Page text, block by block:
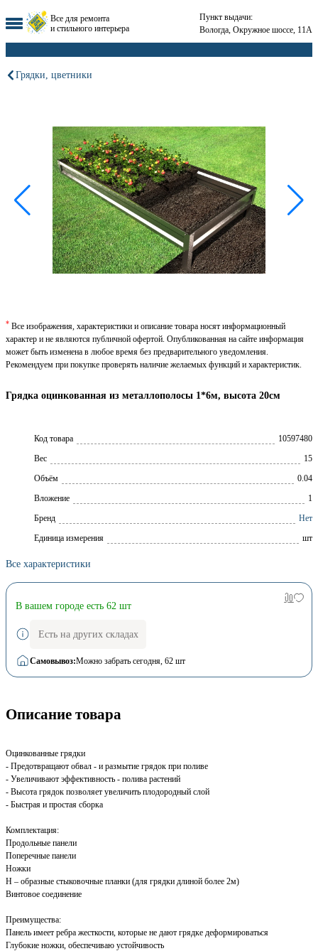
Все для ремонта
и стильного интерьера
Пункт выдачи:
Вологда, Окружное шоссе, 11А
Грядки, цветники
Грядка оцинкованная из металлополосы 1*6м, высота 20см
Код товара
10597480
Вес
15
Объём
0.04
Вложение
1
Брeнд
Нет
Единица измерения
шт
Все характеристики
* Все изображения, характеристики и описание товара носят информационный
характер и не являются публичной офертой. Опубликованная на сайте информация
может быть изменена в любое время без предварительного уведомления.
Рекомендуем при покупке проверять наличие желаемых функций и характеристик.
В вашем городе есть 62 шт
Есть на других складах
Самовывоз:Можно забрать сегодня, 62 шт
Описание товара
Оцинкованные грядки
- Предотвращают обвал - и размытие грядок при поливе
- Увеличивают эффективность - полива растений
- Высота грядок позволяет увеличить плодородный слой
- Быстрая и простая сборка
Комплектация:
Продольные панели
Поперечные панели
Ножки
H – образные стыковочные планки (для грядки длиной более 2м)
Винтовое соединение
Преимущества:
Панель имеет ребра жесткости, которые не дают грядке деформироваться
Глубокие ножки, обеспечиваю устойчивость